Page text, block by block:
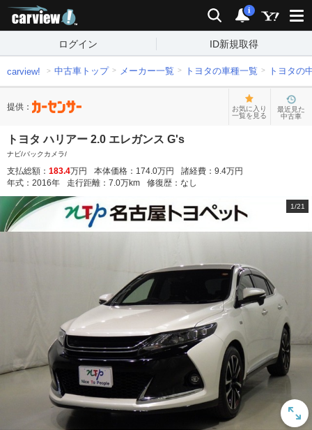
検索 通知
i
ログイン ID新規取得
carview! 中古車トップ メーカー一覧 トヨタの車種一覧 トヨタの
提供：
お気に入り
一覧を見る
最近見た
中古車
トヨタ ハリアー 2.0 エレガンス G's
ナビ/バックカメラ/
支払総額： 183.4万円 本体価格： 174.0万円 諸経費： 9.4万円
年式： 2016年 走行距離： 7.0万km 修復歴： なし
1/21